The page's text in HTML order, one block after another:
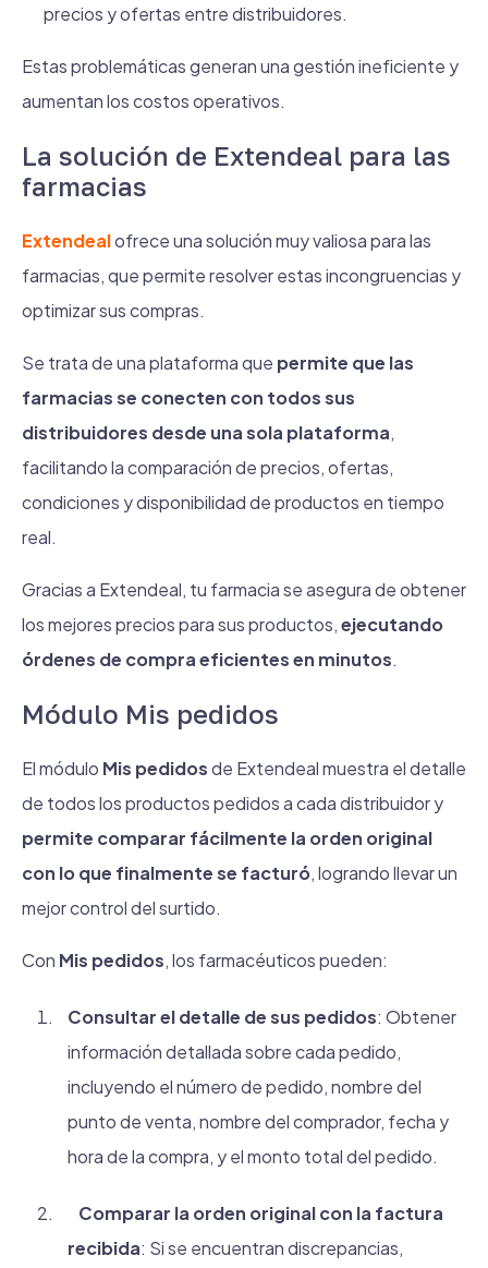
precios y ofertas entre distribuidores.
Estas problemáticas generan una gestión ineficiente y
aumentan los costos operativos.
La solución de Extendeal para las
farmacias
Extendealofrece una solución muy valiosa para las
farmacias, que permite resolver estas incongruencias y
optimizar sus compras.
Se trata de una plataforma que permite que las
farmacias se conecten con todos sus
distribuidores desde una sola plataforma,
facilitando la comparación de precios, ofertas,
condiciones y disponibilidad de productos en tiempo
real.
Gracias a Extendeal, tu farmacia se asegura de obtener
los mejores precios para sus productos,ejecutando
órdenes de compra eficientes en minutos.
Módulo Mis pedidos
El módulo Mis pedidosde Extendeal muestra el detalle
de todos los productos pedidos a cada distribuidor y
permite comparar fácilmente la orden original
con lo que finalmente se facturó, logrando llevar un
mejor control del surtido.
Con Mis pedidos, los farmacéuticos pueden:
Consultar el detalle de sus pedidos: Obtener
información detallada sobre cada pedido,
incluyendo el número de pedido, nombre del
punto de venta, nombre del comprador, fecha y
hora de la compra, y el monto total del pedido.
Comparar la orden original con la factura
recibida: Si se encuentran discrepancias,